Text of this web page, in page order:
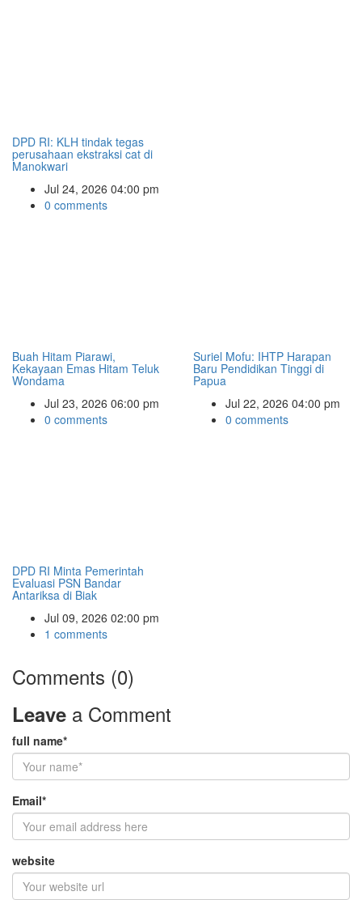
DPD RI: KLH tindak tegas
perusahaan ekstraksi cat di
Manokwari
Jul 24, 2026 04:00 pm
0 comments
Buah Hitam Piarawi,
Kekayaan Emas Hitam Teluk
Wondama
Jul 23, 2026 06:00 pm
0 comments
Suriel Mofu: IHTP Harapan
Baru Pendidikan Tinggi di
Papua
Jul 22, 2026 04:00 pm
0 comments
DPD RI Minta Pemerintah
Evaluasi PSN Bandar
Antariksa di Biak
Jul 09, 2026 02:00 pm
1 comments
Comments (0)
Leave a Comment
full name*
Email*
website